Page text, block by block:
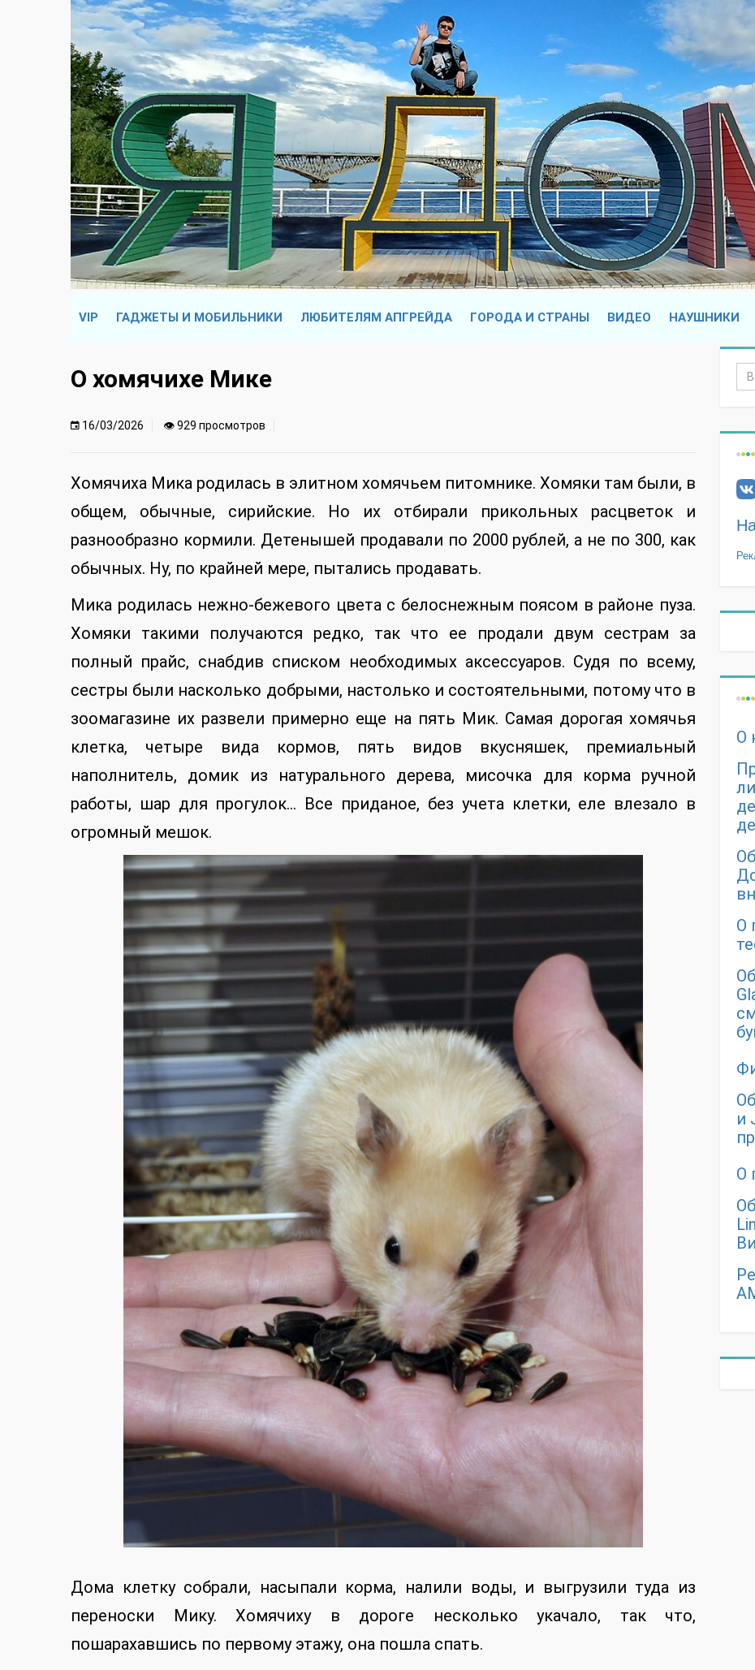
VIP ГАДЖЕТЫ И МОБИЛЬНИКИ ЛЮБИТЕЛЯМ АПГРЕЙДА ГОРОДА И СТРАНЫ ВИДЕО НАУШНИКИ
О хомячихе Мике
16/03/2026 👁 929 просмотров
Хомячиха Мика родилась в элитном хомячьем питомнике. Хомяки там были, в
общем, обычные, сирийские. Но их отбирали прикольных расцветок и
разнообразно кормили. Детенышей продавали по 2000 рублей, а не по 300, как
обычных. Ну, по крайней мере, пытались продавать.
Мика родилась нежно-бежевого цвета с белоснежным поясом в районе пуза.
Хомяки такими получаются редко, так что ее продали двум сестрам за
полный прайс, снабдив списком необходимых аксессуаров. Судя по всему,
сестры были насколько добрыми, настолько и состоятельными, потому что в
зоомагазине их развели примерно еще на пять Мик. Самая дорогая хомячья
клетка, четыре вида кормов, пять видов вкусняшек, премиальный
наполнитель, домик из натурального дерева, мисочка для корма ручной
работы, шар для прогулок… Все приданое, без учета клетки, еле влезало в
огромный мешок.
Дома клетку собрали, насыпали корма, налили воды, и выгрузили туда из
переноски Мику. Хомячиху в дороге несколько укачало, так что,
пошарахавшись по первому этажу, она пошла спать.
О
О
и
О